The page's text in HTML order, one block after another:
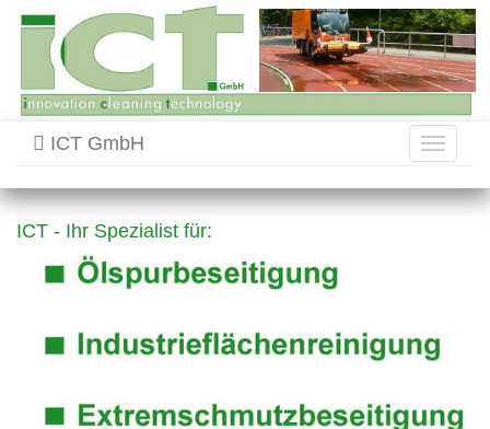
Toggle
ICT GmbH
ICT - Ihr Spezialist für: